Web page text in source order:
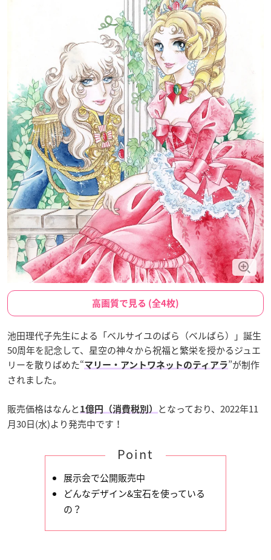
高画質で見る (全4枚)
池田理代子先生による「ベルサイユのばら（ベルばら）」誕生
50周年を記念して、星空の神々から祝福と繁栄を授かるジュエ
リーを散りばめた“マリー・アントワネットのティアラ”が制作
されました。
販売価格はなんと 1億円（消費税別）
となっており、2022年11
月30日(水)より発売中です！
Point
展示会で公開販売中
どんなデザイン&宝石を使っている
の？